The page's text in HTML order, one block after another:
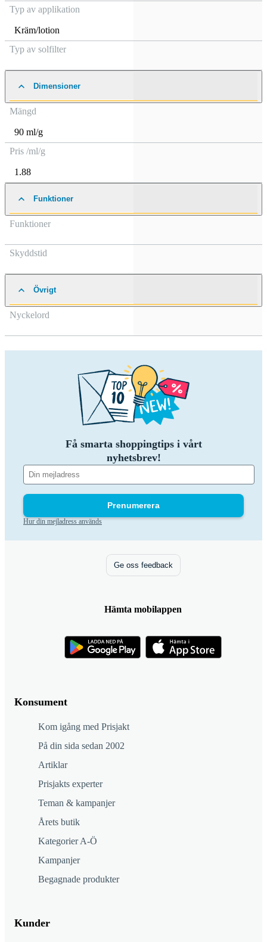
Typ av applikation
Kräm/lotion
Typ av solfilter
Dimensioner
Mängd
90 ml/g
Pris /ml/g
1.88
Funktioner
Funktioner
Skyddstid
Övrigt
Nyckelord
Få smarta shoppingtips i vårt
nyhetsbrev!
Prenumerera
Hur din mejladress används
Konsument
Kom igång med Prisjakt
På din sida sedan 2002
Artiklar
Prisjakts experter
Teman & kampanjer
Årets butik
Kategorier A-Ö
Kampanjer
Begagnade produkter
Kunder
Ge oss feedback
Hämta mobilappen